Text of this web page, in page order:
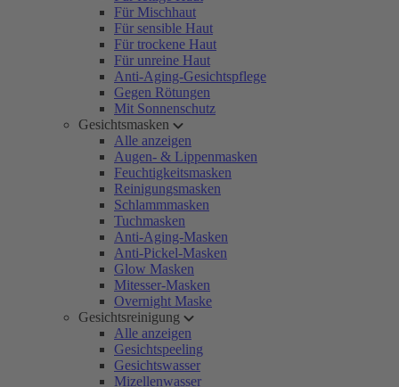
Für Mischhaut
Für sensible Haut
Für trockene Haut
Für unreine Haut
Anti-Aging-Gesichtspflege
Gegen Rötungen
Mit Sonnenschutz
Gesichtsmasken
Alle anzeigen
Augen- & Lippenmasken
Feuchtigkeitsmasken
Reinigungsmasken
Schlammmasken
Tuchmasken
Anti-Aging-Masken
Anti-Pickel-Masken
Glow Masken
Mitesser-Masken
Overnight Maske
Gesichtsreinigung
Alle anzeigen
Gesichtspeeling
Gesichtswasser
Mizellenwasser